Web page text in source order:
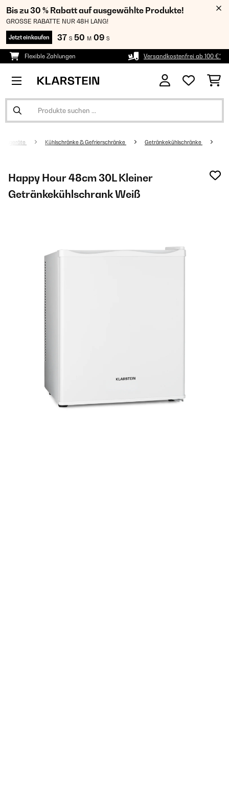
Bis zu 30 % Rabatt auf ausgewählte Produkte!
GROSSE RABATTE NUR 48H LANG!
Jetzt einkaufen 37 S 50 M 09 S
Flexible Zahlungen Versandkostenfrei ab 100 €*
Kühlschränke & Gefrierschränke Getränkekühlschränke
Happy Hour 48cm 30L Kleiner
Getränkekühlschrank Weiß